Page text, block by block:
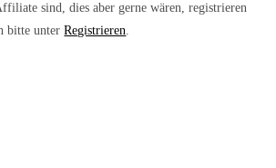
sind, dies aber gerne wären, registrieren
bitte unterRegistrieren.